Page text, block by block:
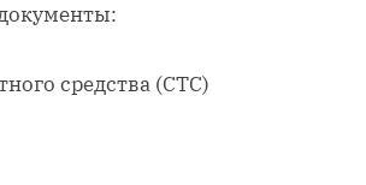
средства (СТС)